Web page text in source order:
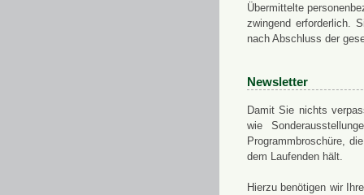
Übermittelte
zwingend erforderlich.
nach Abschluss der
Newsletter
Damit Sie nichts
wie
Programmbroschüre,
dem Laufenden hält.
Hierzu benötigen wir